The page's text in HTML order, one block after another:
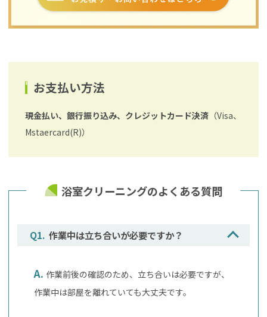
お支払い方法
現金払い、銀行振り込み、クレジットカード決済 （Visa、
Mstaercard(R)）
浴室クリーニングのよくある質問
作業中は立ち合いが必要ですか？
作業前後の確認のため、立ち合いは必要ですが、
作業中は部屋を離れていても大丈夫です。